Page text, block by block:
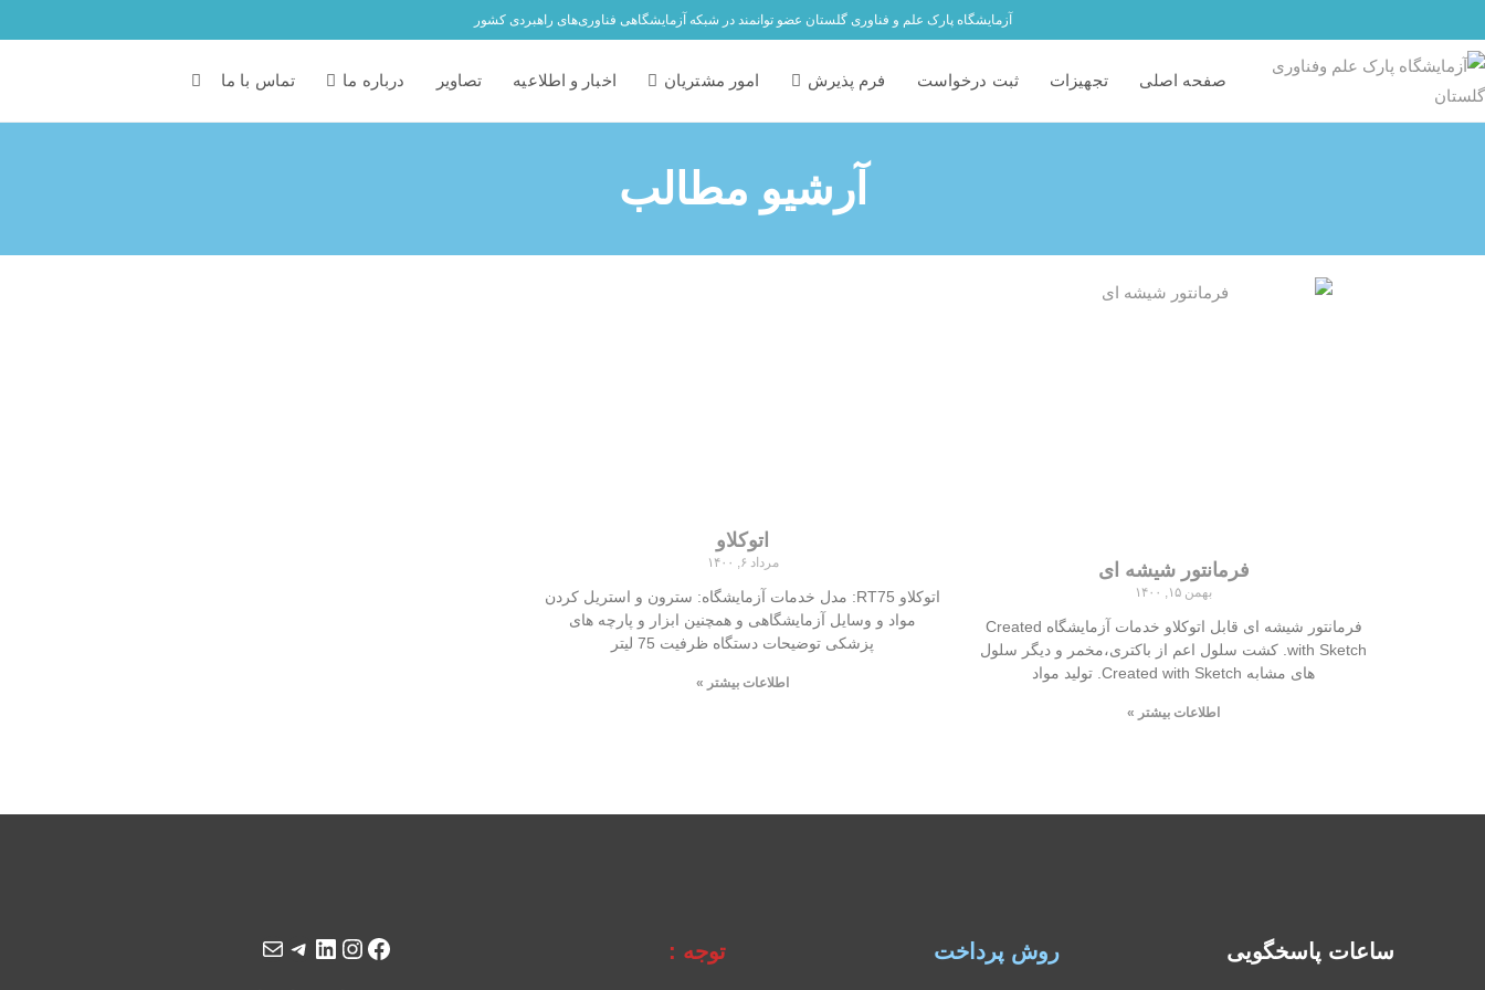
آزمایشگاه پارک علم و فناوری گلستان عضو توانمند در شبکه آزمایشگاهی فناوری‌های راهبردی کشور
صفحه اصلی تجهیزات ثبت درخواست فرم پذیرش امور مشتریان اخبار و اطلاعیه تصاویر درباره ما تماس با ما
آرشیو مطالب
فرمانتور شیشه ای
بهمن ۱۵, ۱۴۰۰
فرمانتور شیشه ای قابل اتوکلاو خدمات آزمایشگاه Created
with Sketch. کشت سلول اعم از باکتری،مخمر و دیگر سلول
های مشابه Created with Sketch. تولید مواد
اطلاعات بیشتر »
اتوکلاو
مرداد ۶, ۱۴۰۰
اتوکلاو RT75: مدل خدمات آزمایشگاه: سترون و استریل کردن
مواد و وسایل آزمایشگاهی و همچنین ابزار و پارچه های
پزشکی توضیحات دستگاه ظرفیت 75 لیتر
اطلاعات بیشتر »
ساعات پاسخگویی روش پرداخت
توجه :